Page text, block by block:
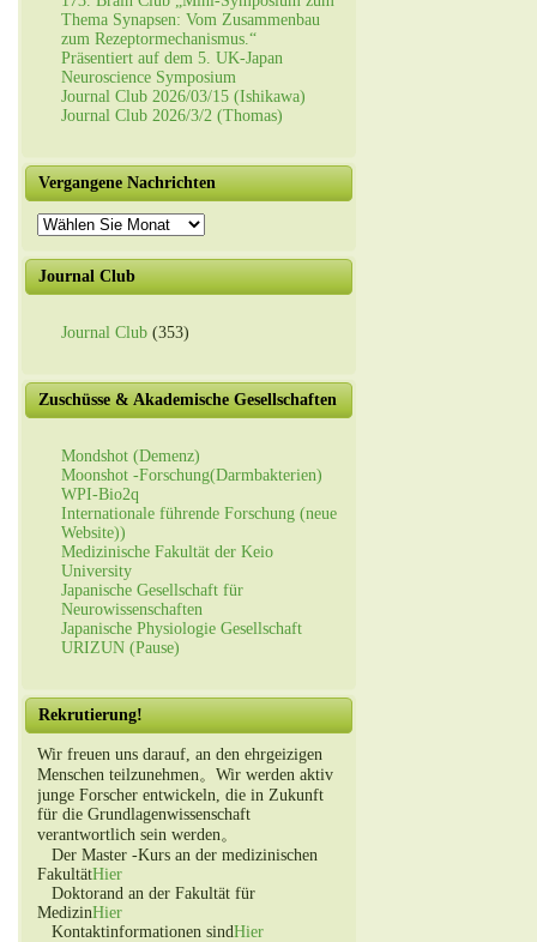
Thema Synapsen: Vom Zusammenbau
zum Rezeptormechanismus.“
Präsentiert auf dem 5. UK-Japan
Neuroscience Symposium
Journal Club 2026/03/15 (Ishikawa)
Journal Club 2026/3/2 (Thomas)
Vergangene Nachrichten
Vergangene
Nachrichten
Journal Club
Journal Club (353)
Zuschüsse & Akademische Gesellschaften
Mondshot (Demenz)
Moonshot -Forschung(Darmbakterien)
WPI-Bio2q
Internationale führende Forschung (neue
Website))
Medizinische Fakultät der Keio
University
Japanische Gesellschaft für
Neurowissenschaften
Japanische Physiologie Gesellschaft
URIZUN (Pause)
Rekrutierung!
Wir freuen uns darauf, an den ehrgeizigen
Menschen teilzunehmen。Wir werden aktiv
junge Forscher entwickeln, die in Zukunft
für die Grundlagenwissenschaft
verantwortlich sein werden。
Der Master -Kurs an der medizinischen
FakultätHier
Doktorand an der Fakultät für
MedizinHier
Kontaktinformationen sindHier